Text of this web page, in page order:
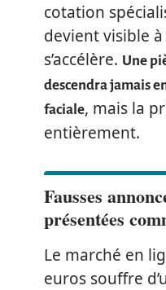
cotation
devient visible à
s’accélère. Une
descendra jamais
faciale, mais la
entièrement.
Fausses
présentées
Le marché en
euros souffre